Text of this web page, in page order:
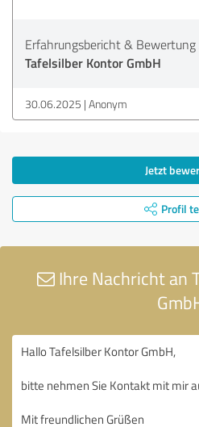
Erfahrungsbericht & Bewertung
Tafelsilber Kontor GmbH
30.06.2025 Anonym
Jetzt
Profil
Ihre Nachricht an